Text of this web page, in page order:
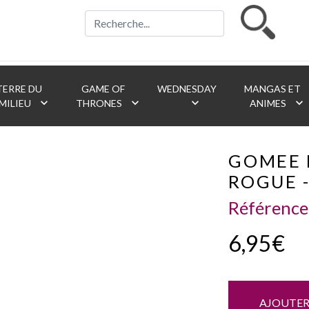
DU
keyboard_arrow_down
GAME OF
THRONES
keyboard_arrow_down
WEDNESDAY
keyboard_arrow_down
MANGAS ET
ANIMES
keyboard_arrow_down
GOMEE
ROGUE
6,95€